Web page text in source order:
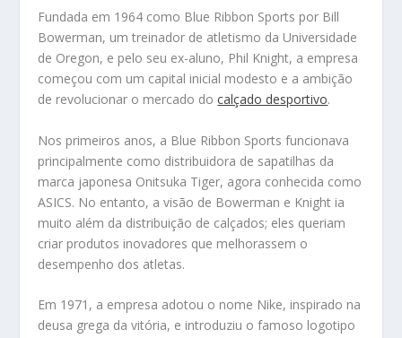
Fundada em 1964 como Blue Ribbon Sports por Bill
Bowerman, um treinador de atletismo da Universidade
de Oregon, e pelo seu ex-aluno, Phil Knight, a empresa
começou com um capital inicial modesto e a ambição
de revolucionar o mercado docalçado desportivo.
Nos primeiros anos, a Blue Ribbon Sports funcionava
principalmente como distribuidora de sapatilhas da
marca japonesa Onitsuka Tiger, agora conhecida como
ASICS. No entanto, a visão de Bowerman e Knight ia
muito além da distribuição de calçados; eles queriam
criar produtos inovadores que melhorassem o
desempenho dos atletas.
Em 1971, a empresa adotou o nome Nike, inspirado na
deusa grega da vitória, e introduziu o famoso logotipo